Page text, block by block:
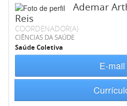
Ademar
Reis
COORDENADOR(A)
CIÊNCIAS DA SAÚDE
Saúde Coletiva
E-mail